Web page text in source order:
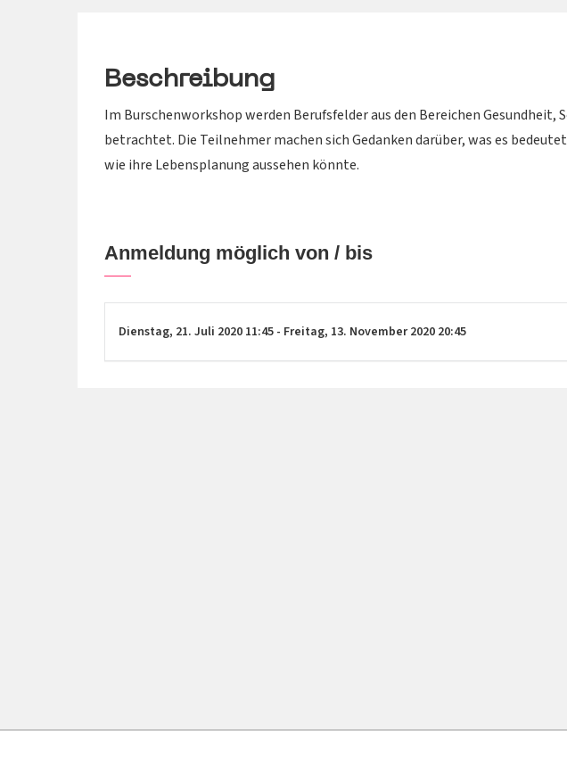
Beschreibung
Im Burschenworkshop werden Berufsfelder aus den Bereichen Gesundheit,
betrachtet. Die Teilnehmer machen sich Gedanken darüber, was es
wie ihre Lebensplanung aussehen könnte.
Anmeldung möglich von / bis
Dienstag, 21. Juli 2020 11:45 - Freitag, 13. November 2020 20:45